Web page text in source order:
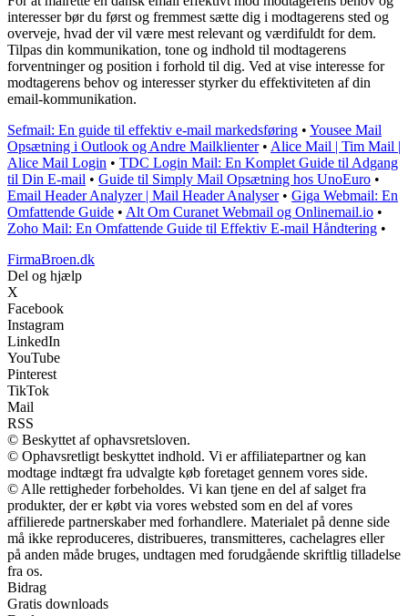
interesser bør du først og fremmest sætte dig i modtagerens sted og
overveje, hvad der vil være mest relevant og værdifuldt for dem.
Tilpas din kommunikation, tone og indhold til modtagerens
forventninger og position i forhold til dig. Ved at vise interesse for
modtagerens behov og interesser styrker du effektiviteten af din
email-kommunikation.
Sefmail: En guide til effektiv e-mail markedsføring • Yousee Mail
Opsætning i Outlook og Andre Mailklienter• Alice Mail | Tim Mail |
Alice Mail Login • TDC Login Mail: En Komplet Guide til Adgang
til Din E-mail • Guide til Simply Mail Opsætning hos UnoEuro •
Email Header Analyzer | Mail Header Analyser• Giga Webmail: En
Omfattende Guide • Alt Om Curanet Webmail og Onlinemail.io •
Zoho Mail: En Omfattende Guide til Effektiv E-mail Håndtering •
FirmaBroen.dk
Del og hjælp
X
Facebook
Instagram
LinkedIn
YouTube
Pinterest
TikTok
Mail
RSS
© Beskyttet af ophavsretsloven.
© Ophavsretligt beskyttet indhold. Vi er affiliatepartner og kan
modtage indtægt fra udvalgte køb foretaget gennem vores side.
© Alle rettigheder forbeholdes. Vi kan tjene en del af salget fra
produkter, der er købt via vores websted som en del af vores
affilierede partnerskaber med forhandlere. Materialet på denne side
må ikke reproduceres, distribueres, transmitteres, cachelagres eller
på anden måde bruges, undtagen med forudgående skriftlig tilladelse
fra os.
Bidrag
Gratis downloads